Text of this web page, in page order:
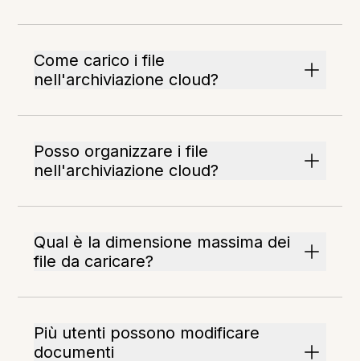
Come carico i file
nell'archiviazione cloud?
Posso organizzare i file
nell'archiviazione cloud?
Qual è la dimensione massima dei
file da caricare?
Più utenti possono modificare
documenti